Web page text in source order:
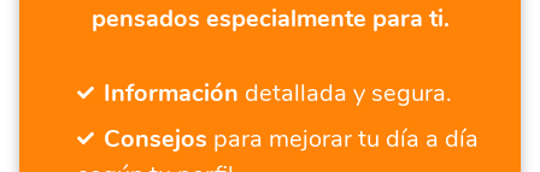
pensados especialmente para ti.
Información detallada y segura.
Consejos para mejorar tu día a día